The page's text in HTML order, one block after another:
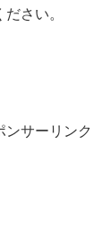
さい。
ンサーリンク